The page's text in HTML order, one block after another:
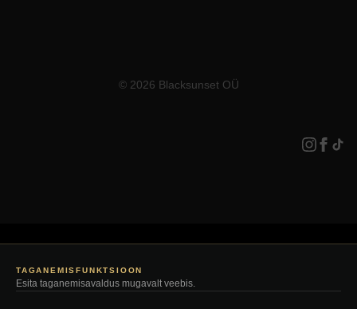
© 2026 Blacksunset OÜ
TAGANEMISFUNKTSIOON
Esita taganemisavaldus mugavalt veebis.